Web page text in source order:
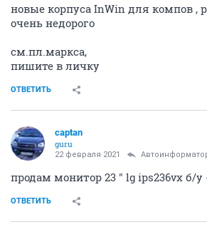
новые корпуса InWin для компов ,
очень недорого
см.пл.маркса,
пишите в личку
ОТВЕТИТЬ
captan
guru
22 февраля 2021
продам монитор 23 " lg ips236vx б/у
ОТВЕТИТЬ